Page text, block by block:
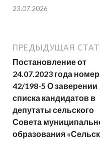
23.07.2026
ПРЕДЫДУЩАЯ
Постановление от
24.07.2023 года
42/198-5 О заверении
списка кандидатов в
депутаты сельского
Совета
образования